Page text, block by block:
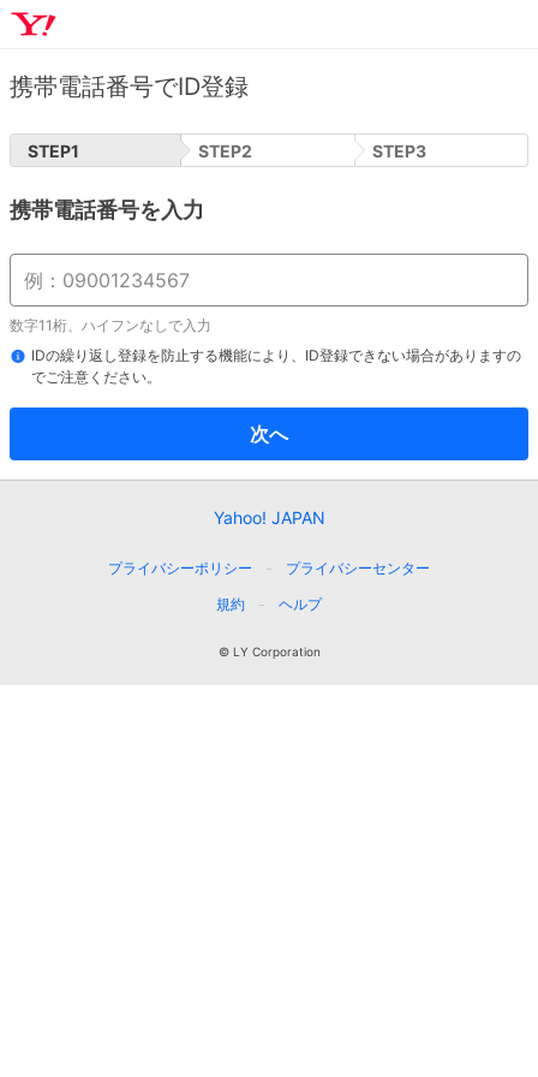
携帯電話番号でID登録
STEP1 STEP2 STEP3
携帯電話番号を入力
数字11桁、ハイフンなしで入力
IDの繰り返し登録を防止する機能により、ID登録できない場合がありますの
でご注意ください。
次へ
Yahoo! JAPAN
プライバシーポリシー
プライバシーセンター
規約
ヘルプ
© LY Corporation